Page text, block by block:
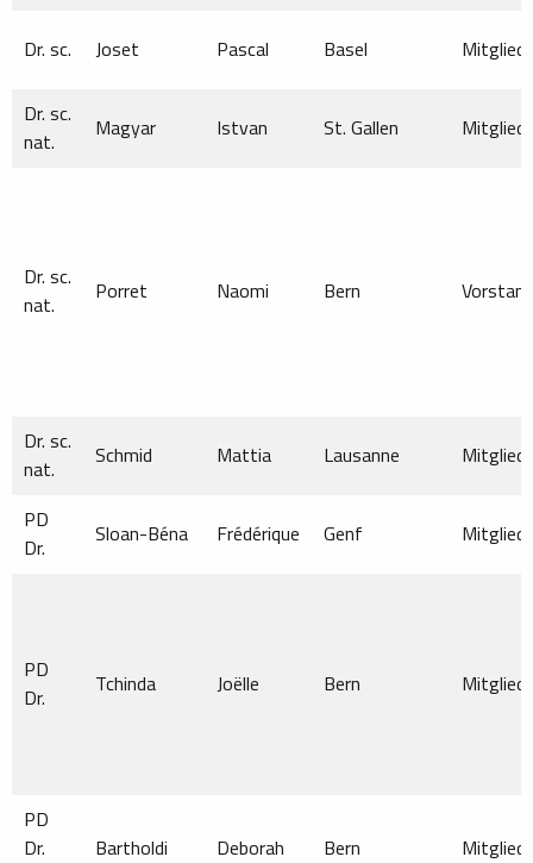
Dr. sc. Joset Pascal Basel Mitglied
Dr. sc.
nat.
Magyar Istvan St. Gallen Mitglied
Dr. sc.
nat.
Porret Naomi Bern Vorstand
Dr. sc.
nat.
Schmid Mattia Lausanne Mitglied
PD
Dr.
Sloan-Béna Frédérique Genf Mitglied
PD
Dr.
Tchinda Joëlle Bern Mitglied
PD
Dr.
Bartholdi Deborah Bern Mitglied